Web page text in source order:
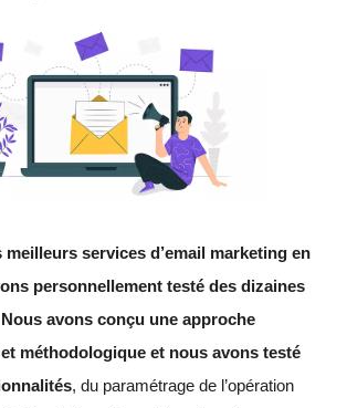
services d’email marketing en
personnellement testé des dizaines
avons conçu une approche
méthodologique et nous avons testé
, du paramétrage de l’opération